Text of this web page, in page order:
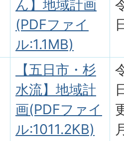
ん】地域計画
(PDFファイ
ル:1.1MB)
【五日市・杉
水流】地域計
画(PDFファイ
ル:1011.2KB)